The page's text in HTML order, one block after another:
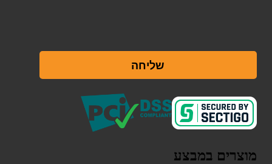
שליחה
מוצרים במבצע